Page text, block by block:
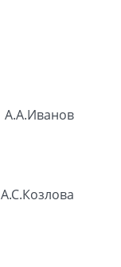
А.А.Иванов
А.С.Козлова